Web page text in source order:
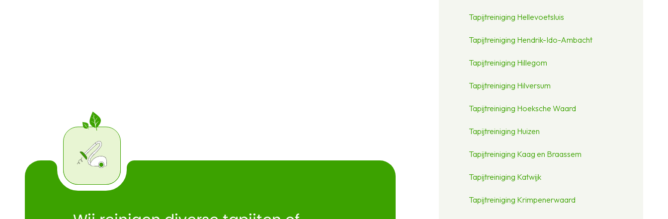
Tapijtreiniging Hellevoetsluis
Tapijtreiniging Hendrik-Ido-Ambacht
Tapijtreiniging Hillegom
Tapijtreiniging Hilversum
Tapijtreiniging Hoeksche Waard
Tapijtreiniging Huizen
Tapijtreiniging Kaag en Braassem
Tapijtreiniging Katwijk
Tapijtreiniging Krimpenerwaard